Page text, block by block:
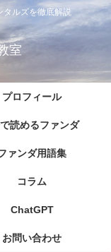
タルズを徹底解説
室
プロフィール
読めるファンダ
ァンダ用語集
コラム
ChatGPT
お問い合わせ